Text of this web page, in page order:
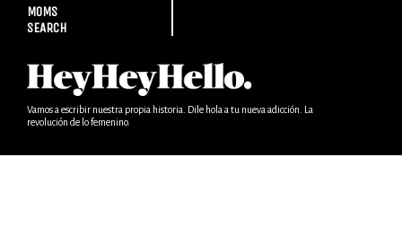
MOMS
SEARCH
Vamos a escribir nuestra propia historia. Dile hola a tu nueva adicción. La
revolución de lo femenino.